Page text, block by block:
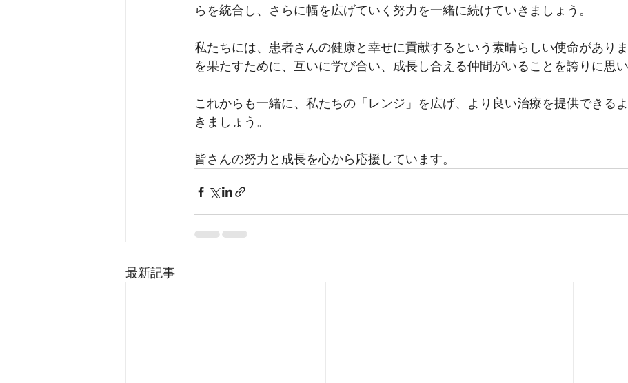
らを統合し、さらに幅を広げていく努力を一緒に続けていきましょう。
私たちには、患者さんの健康と幸せに貢献するという素晴らしい使命があり
を果たすために、互いに学び合い、成長し合える仲間がいることを誇りに思い
これからも一緒に、私たちの「レンジ」を広げ、より良い治療を提供できる
きましょう。
皆さんの努力と成長を心から応援しています。
最新記事